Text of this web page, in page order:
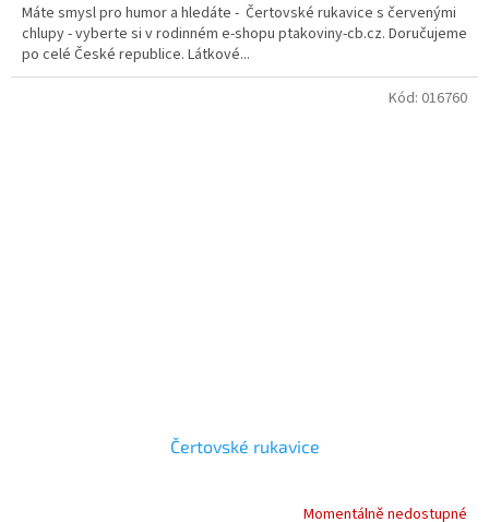
z
5
hvězdiček.
Máte smysl pro humor a hledáte - Čertovské rukavice s červenými
chlupy - vyberte si v rodinném e-shopu ptakoviny-cb.cz. Doručujeme
po celé České republice. Látkové...
Čertovské rukavice
Momentálně nedostupné
Kód: 016760